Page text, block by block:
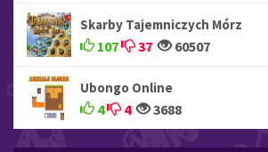
Skarby Tajemniczych Mórz
107 37 60507
Ubongo Online
4 4 3688